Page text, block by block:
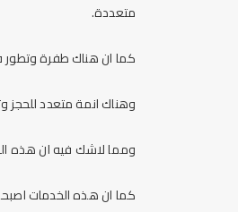
متعددة.
كما ان هناك طفرة
وهناك انمة متعدد للحجز
ومما لاشك فيه ان هذه
كما ان هذه الخدمات